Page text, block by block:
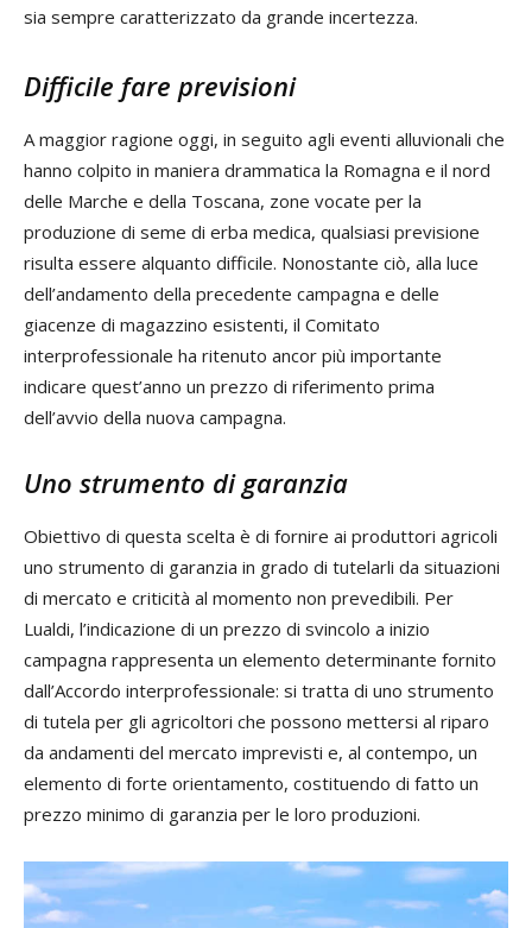
sia sempre caratterizzato da grande incertezza.
Difficile fare previsioni
A maggior ragione oggi, in seguito agli eventi alluvionali che
hanno colpito in maniera drammatica la Romagna e il nord
delle Marche e della Toscana, zone vocate per la
produzione di seme di erba medica, qualsiasi previsione
risulta essere alquanto difficile. Nonostante ciò, alla luce
dell’andamento della precedente campagna e delle
giacenze di magazzino esistenti, il Comitato
interprofessionale ha ritenuto ancor più importante
indicare quest’anno un prezzo di riferimento prima
dell’avvio della nuova campagna.
Uno strumento di garanzia
Obiettivo di questa scelta è di fornire ai produttori agricoli
uno strumento di garanzia in grado di tutelarli da situazioni
di mercato e criticità al momento non prevedibili. Per
Lualdi, l’indicazione di un prezzo di svincolo a inizio
campagna rappresenta un elemento determinante fornito
dall’Accordo interprofessionale: si tratta di uno strumento
di tutela per gli agricoltori che possono mettersi al riparo
da andamenti del mercato imprevisti e, al contempo, un
elemento di forte orientamento, costituendo di fatto un
prezzo minimo di garanzia per le loro produzioni.